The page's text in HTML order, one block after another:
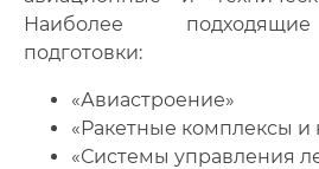
Наиболее
подготовки:
«Авиастроение»
«Ракетные комплексы и
«Системы управления